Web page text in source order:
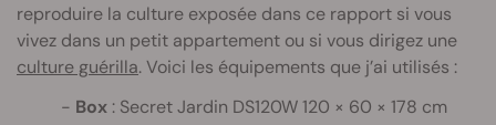
reproduire la culture exposée dans ce rapport si vous
vivez dans un petit appartement ou si vous dirigez une
culture guérilla. Voici les équipements que j’ai utilisés :
Box : Secret Jardin DS120W 120 × 60 × 178 cm